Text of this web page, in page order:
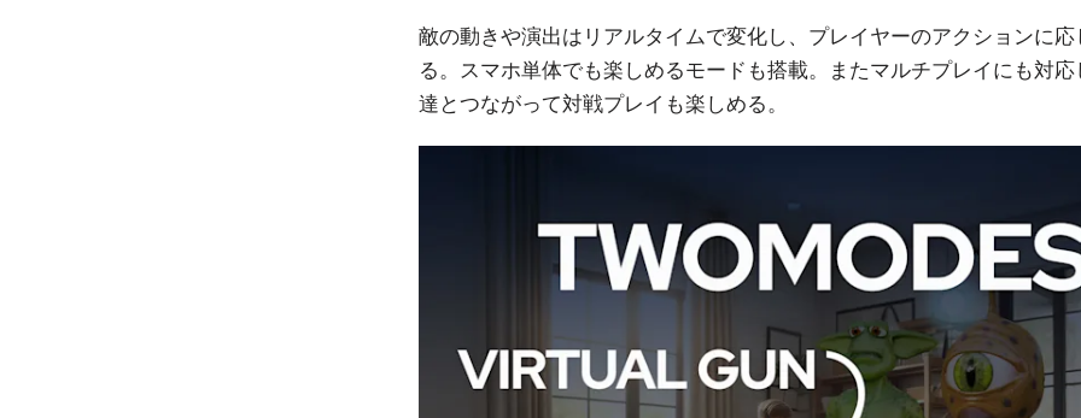
敵の動きや演出はリアルタイムで変化し、プレイヤーのアクションに応
る。スマホ単体でも楽しめるモードも搭載。またマルチプレイにも対応
達とつながって対戦プレイも楽しめる。